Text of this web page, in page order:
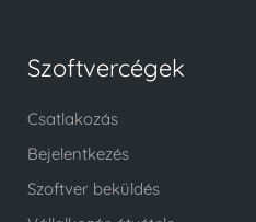
Szoftvercégek
Csatlakozás
Bejelentkezés
Szoftver beküldés